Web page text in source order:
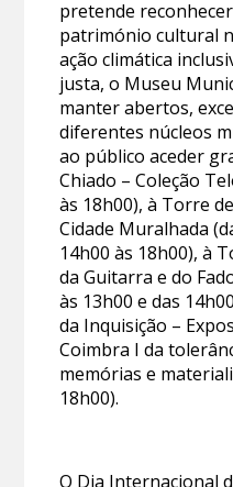
pretende
património cultural
ação climática
justa, o Museu
manter abertos,
diferentes núcleos
ao público aceder
Chiado – Coleção
às 18h00), à Torre
Cidade Muralhada
14h00 às 18h00), à
da Guitarra e do
às 13h00 e das
da Inquisição –
Coimbra I da
memórias e
18h00).
O Dia Internacional